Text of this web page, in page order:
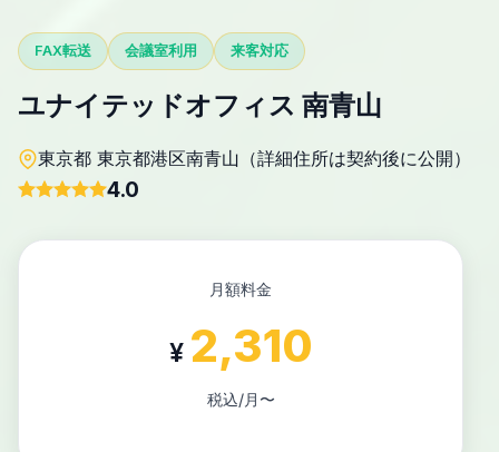
FAX転送 会議室利用 来客対応
ユナイテッドオフィス 南青山
東京都 東京都港区南青山（詳細住所は契約後に公開）
4.0
月額料金
¥ 2,310
税込/月〜